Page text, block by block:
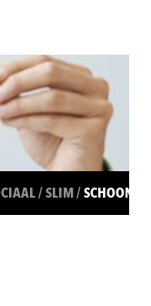
SLIM SCHOON